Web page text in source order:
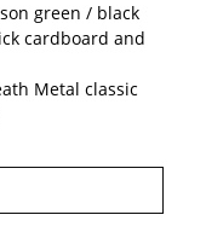
green / black
cardboard and
Metal classic